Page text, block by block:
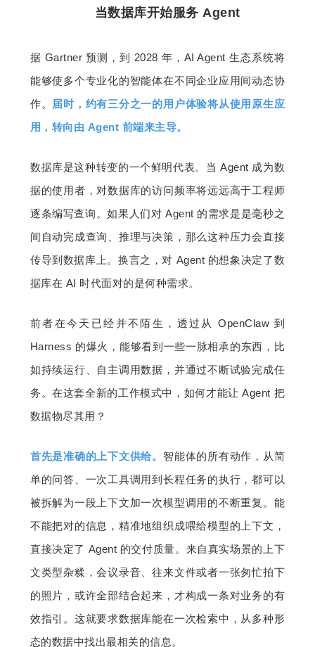
当数据库开始服务 Agent
据 Gartner 预测，到 2028 年，AI Agent 生态系统将
能够使多个专业化的智能体在不同企业应用间动态协
作。 届时，约有三分之一的用户体验将从使用原生应
用，转向由 Agent 前端来主导。
数据库是这种转变的一个鲜明代表。当 Agent 成为数
据的使用者，对数据库的访问频率将远远高于工程师
逐条编写查询。如果人们对 Agent 的需求是是毫秒之
间自动完成查询、推理与决策，那么这种压力会直接
传导到数据库上。换言之，对 Agent 的想象决定了数
据库在 AI 时代面对的是何种需求。
前者在今天已经并不陌生，透过从 OpenClaw 到
Harness 的爆火，能够看到一些一脉相承的东西，比
如持续运行、自主调用数据，并通过不断试验完成任
务。在这套全新的工作模式中，如何才能让 Agent 把
数据物尽其用？
首先是准确的上下文供给。 智能体的所有动作，从简
单的问答、一次工具调用到长程任务的执行，都可以
被拆解为一段上下文加一次模型调用的不断重复。能
不能把对的信息，精准地组织成喂给模型的上下文，
直接决定了 Agent 的交付质量。来自真实场景的上下
文类型杂糅，会议录音、往来文件或者一张匆忙拍下
的照片，或许全部结合起来，才构成一条对业务的有
效指引。这就要求数据库能在一次检索中，从多种形
态的数据中找出最相关的信息。